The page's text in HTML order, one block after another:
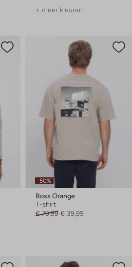
+ meer kleuren
-50%
Boss Orange
T-shirt
€ 79,99 € 39,99